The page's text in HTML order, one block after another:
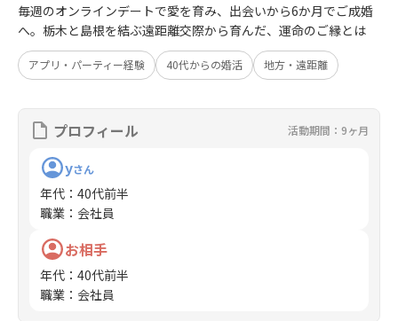
毎週のオンラインデートで愛を育み、出会いから6か月でご成婚
へ。栃木と島根を結ぶ遠距離交際から育んだ、運命のご縁とは
アプリ・パーティー経験 40代からの婚活 地方・遠距離
プロフィール 活動期間：9ヶ月
yさん
年代 ： 40代前半
職業 ： 会社員
お相手
年代 ： 40代前半
職業 ： 会社員